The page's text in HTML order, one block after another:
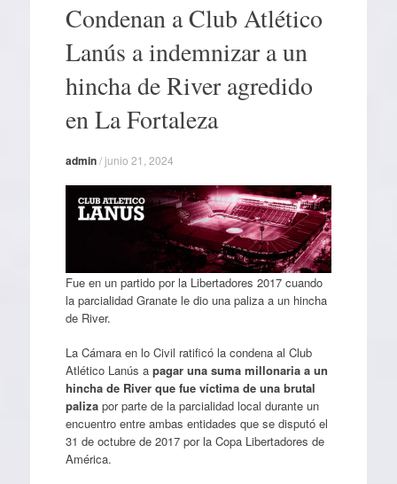
contenidoCondenan a Club Atlético
Lanús a indemnizar a un
hincha de River agredido
en La Fortaleza
admin/junio 21, 2024
Fue en un partido por la Libertadores 2017 cuando
la parcialidad Granate le dio una paliza a un hincha
de River.
La Cámara en lo Civil ratificó la condena al Club
Atlético Lanús a pagar una suma millonaria a un
hincha de River que fue víctima de una brutal
paliza por parte de la parcialidad local durante un
encuentro entre ambas entidades que se disputó el
31 de octubre de 2017 por la Copa Libertadores de
América.